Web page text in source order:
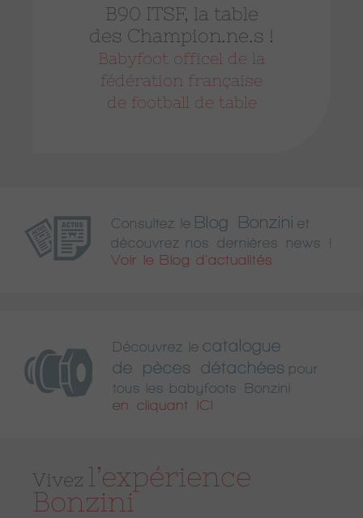
B90 ITSF, la table
des Champion.ne.s !
Babyfoot officel de la
fédération française
de football de table
Consultez le Blog Bonzini et
découvrez nos dernières news !
Voir le Blog d'actualités
Découvrez le catalogue
de pèces détachées pour
tous les babyfoots Bonzini
en cliquant ICI
Vivez l’expérience
Bonzini